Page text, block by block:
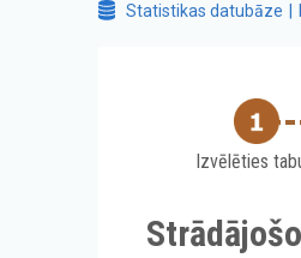
Statistikas datubāze
Izvēlēties